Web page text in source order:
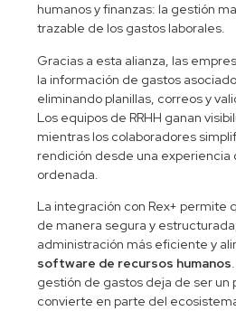
humanos y finanzas: la gestión
trazable de los gastos laborales.
Gracias a esta alianza, las
la información de gastos
eliminando planillas, correos y
Los equipos de RRHH ganan
mientras los colaboradores
rendición desde una experiencia
ordenada.
La integración con Rex+ permite
de manera segura y
administración más eficiente y
software de recursos humanos
gestión de gastos deja de ser un
convierte en parte del